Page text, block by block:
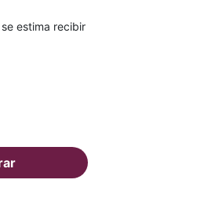
estima recibir